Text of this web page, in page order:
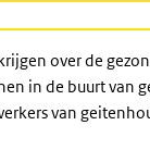
over de
in de buurt van
van